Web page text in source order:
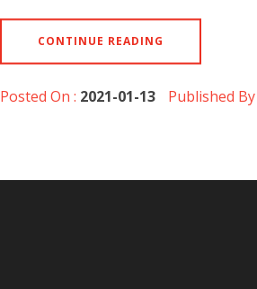
CONTINUE READING
Posted On : 2021-01-13 Published By